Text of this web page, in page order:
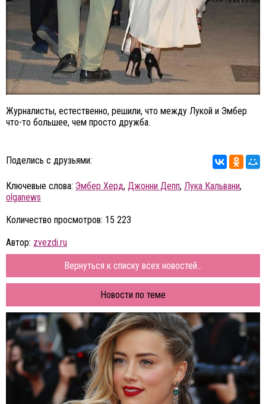
Журналисты, естественно, решили, что между Лукой и Эмбер
что-то большее, чем просто дружба.
Поделись с друзьями:
Ключевые слова: Эмбер Херд, Джонни Депп, Лука Кальвани,
olganews
Количество просмотров: 15 223
Автор: zvezdi.ru
Вернуться к списку всех новостей...
Новости по теме